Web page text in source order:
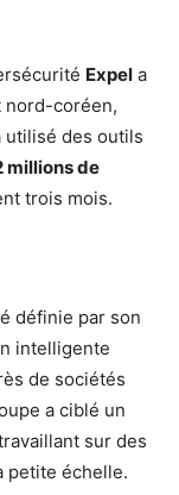
Expel a
nord-coréen,
utilisé des outils
millions de
trois mois.
définie par son
intelligente
de sociétés
a ciblé un
sur des
petite échelle.